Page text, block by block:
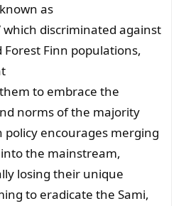
as
which discriminated against
Finn populations,
to embrace the
norms of the majority
encourages merging
the mainstream,
losing their unique
to eradicate the Sami,